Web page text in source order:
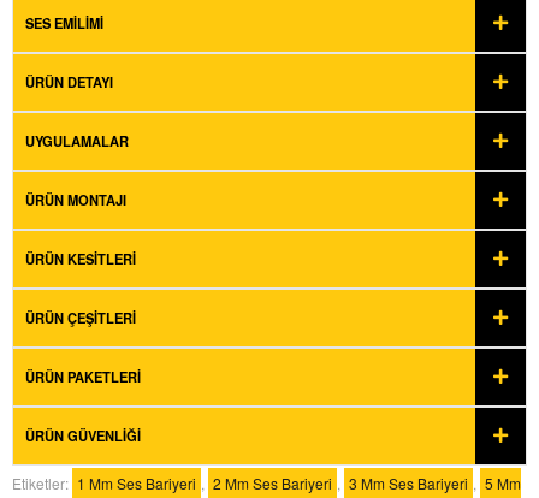
SES EMILIMI
ÜRÜN DETAYI
UYGULAMALAR
ÜRÜN MONTAJI
ÜRÜN KESITLERI
ÜRÜN ÇEŞITLERI
ÜRÜN PAKETLERI
ÜRÜN GÜVENLIĞI
Etiketler: 1 Mm Ses Bariyeri 2 Mm Ses Bariyeri 3 Mm Ses Bariyeri
5 Mm